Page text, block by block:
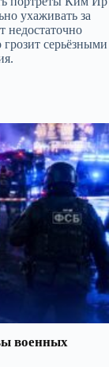
ухаживать за
недостаточно
серьёзными
военных